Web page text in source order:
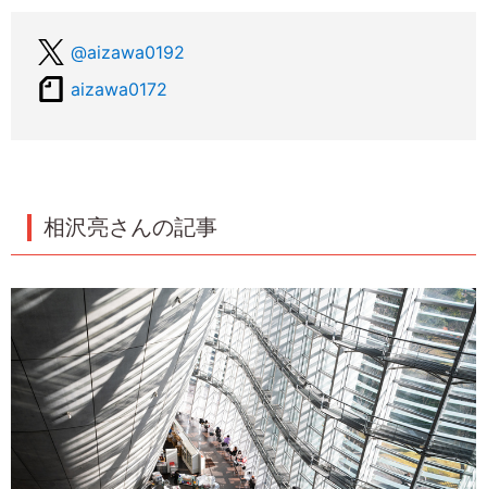
@aizawa0192
aizawa0172
相沢亮さんの記事